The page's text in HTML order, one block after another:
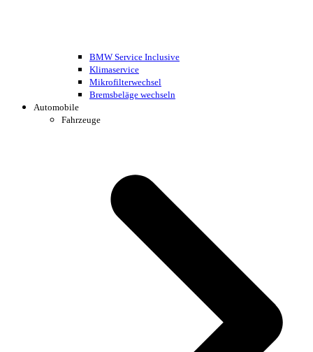
BMW Service Inclusive
Klimaservice
Mikrofilterwechsel
Bremsbeläge wechseln
Automobile
Fahrzeuge